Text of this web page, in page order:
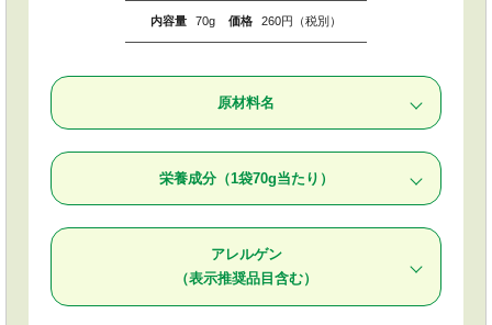
内容量 70g 価格 260円（税別）
原材料名
有機にんじん（ニュージーランド）、有機果実（有機レ
モン、有機ぶどう）、でんぷん、寒天／ゲル化剤（増粘
栄養成分（1袋70g当たり）
アレルゲン
（表示推奨品目含む）